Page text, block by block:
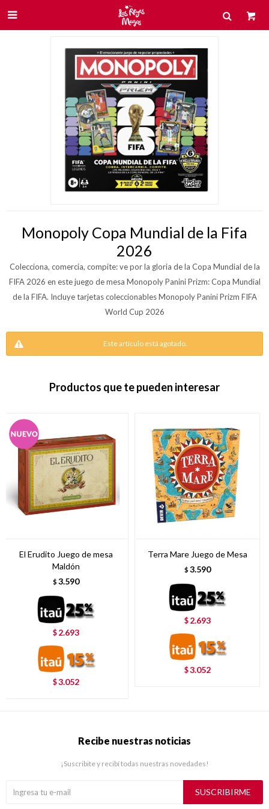

Monopoly Copa Mundial de la Fifa
2026
Colecciona, comercia, compite: ve por la gloria de la Copa Mundial de la
FIFA 2026 en este juego de mesa Monopoly Panini Prizm: Copa Mundial
de la FIFA. Incluye tarjetas coleccionables Monopoly Panini Prizm FIFA
World Cup 2026
Este artículo está agotado.
Productos que te pueden interesar
El Erudito Juego de mesa
Maldón
$ 3.590
$ 2.693
$3.052
Terra Mare Juego de Mesa
$ 3.590
$ 2.693
$3.052
Recibe nuestras noticias
¡Suscribite y recibí todas nuestras novedades!
SUSCRIBIRME